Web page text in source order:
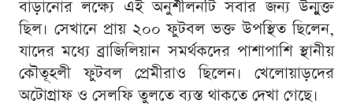
বাড়ানোর লক্ষ্যে এই অনুশীলনটি সবার জন্য উন্মুক্ত
ছিল। সেখানে প্রায় ২০০ ফুটবল ভক্ত উপস্থিত ছিলেন,
যাদের মধ্যে ব্রাজিলিয়ান সমর্থকদের পাশাপাশি স্থানীয়
কৌতূহলী ফুটবল প্রেমীরাও ছিলেন। খেলোয়াড়দের
অটোগ্রাফ ও সেলফি তুলতে ব্যস্ত থাকতে দেখা গেছে।